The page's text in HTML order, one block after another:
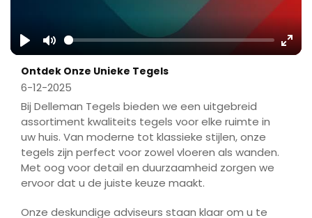
Play Mute
Ontdek Onze Unieke Tegels
6-12-2025
Bij Delleman Tegels bieden we een uitgebreid
assortiment kwaliteits tegels voor elke ruimte in
uw huis. Van moderne tot klassieke stijlen, onze
tegels zijn perfect voor zowel vloeren als wanden.
Met oog voor detail en duurzaamheid zorgen we
ervoor dat u de juiste keuze maakt.
Onze deskundige adviseurs staan klaar om u te